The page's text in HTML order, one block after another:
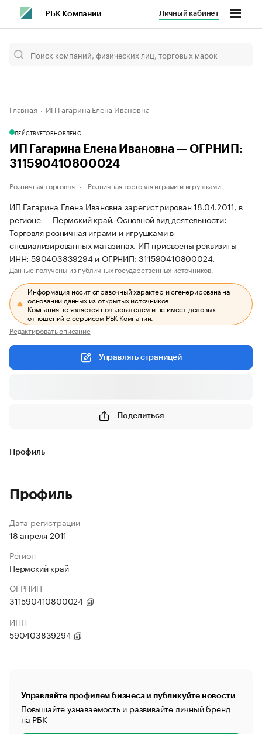
РБК Компании Личный кабинет
Главная ИП Гагарина Елена Ивановна
ДЕЙСТВУЕТОБНОВЛЕНО
ИП Гагарина Елена Ивановна — ОГРНИП:
311590410800024
Розничная торговля Розничная торговля играми и игрушками
ИП Гагарина Елена Ивановна зарегистрирован 18.04.2011, в
регионе — Пермский край. Основной вид деятельности:
Торговля розничная играми и игрушками в
специализированных магазинах. ИП присвоены реквизиты
ИНН: 590403839294 и ОГРНИП: 311590410800024.
Данные получены из публичных государственных источников.
Информация носит справочный характер и сгенерирована на
основании данных из открытых источников.
Компания не является пользователем и не имеет деловых
отношений с сервисом РБК Компании.
Редактировать описание
Управлять страницей
Поделиться
Профиль
Профиль
Дата регистрации
18 апреля 2011
Регион
Пермский край
ОГРНИП
311590410800024
ИНН
590403839294
Управляйте профилем бизнеса и публикуйте новости
Повышайте узнаваемость и развивайте личный бренд
на РБК